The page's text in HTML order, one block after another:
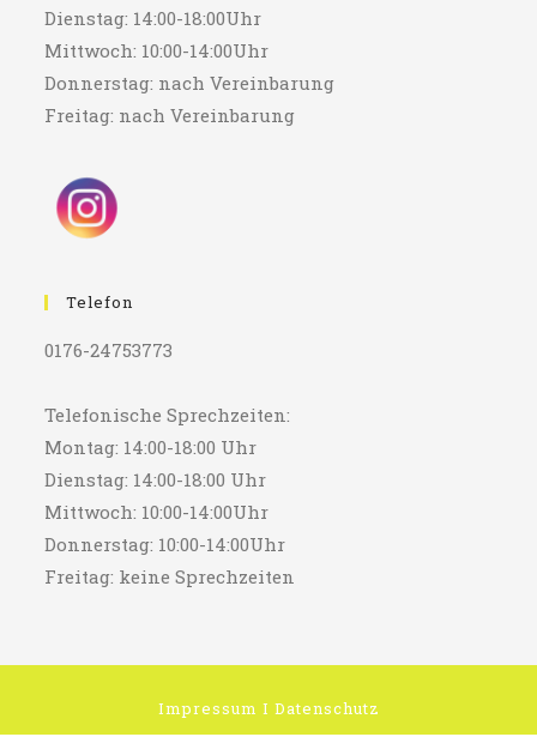
Dienstag: 14:00-18:00Uhr
Mittwoch: 10:00-14:00Uhr
Donnerstag: nach Vereinbarung
Freitag: nach Vereinbarung
Telefon
0176-24753773
Telefonische Sprechzeiten:
Montag: 14:00-18:00 Uhr
Dienstag: 14:00-18:00 Uhr
Mittwoch: 10:00-14:00Uhr
Donnerstag: 10:00-14:00Uhr
Freitag: keine Sprechzeiten
Impressum I Datenschutz